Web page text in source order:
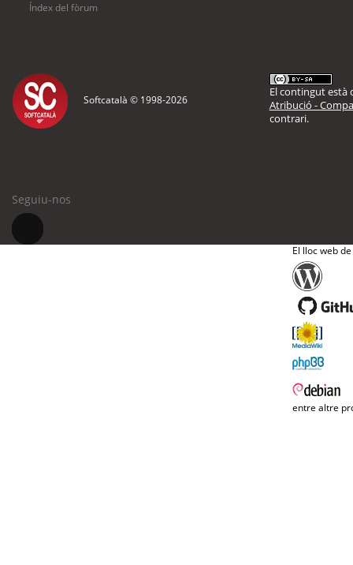
Índex del fòrum
Softcatalà © 1998-2026
El contingut està
Atribució -
contrari.
Seguiu-nos
El lloc web
entre altre